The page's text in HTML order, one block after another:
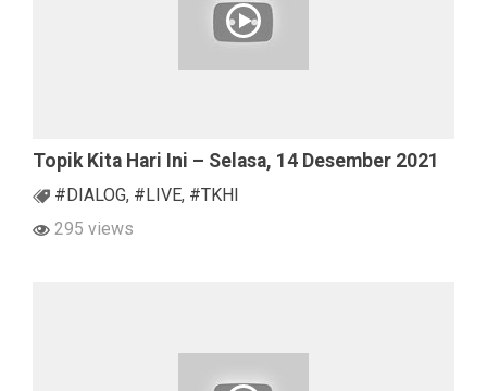
Topik Kita Hari Ini – Selasa, 14 Desember 2021
#DIALOG, #LIVE, #TKHI
295 views